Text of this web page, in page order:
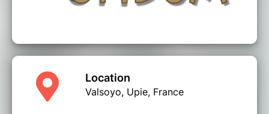
Location
Valsoyo, Upie, France